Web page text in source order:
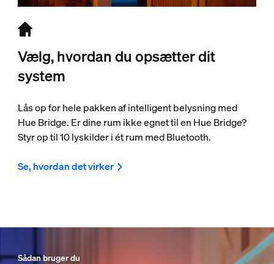
Vælg, hvordan du opsætter dit
system
Lås op for hele pakken af intelligent belysning med
Hue Bridge. Er dine rum ikke egnet til en Hue Bridge?
Styr op til 10 lyskilder i ét rum med Bluetooth.
Se, hvordan det virker
Sådan bruger du